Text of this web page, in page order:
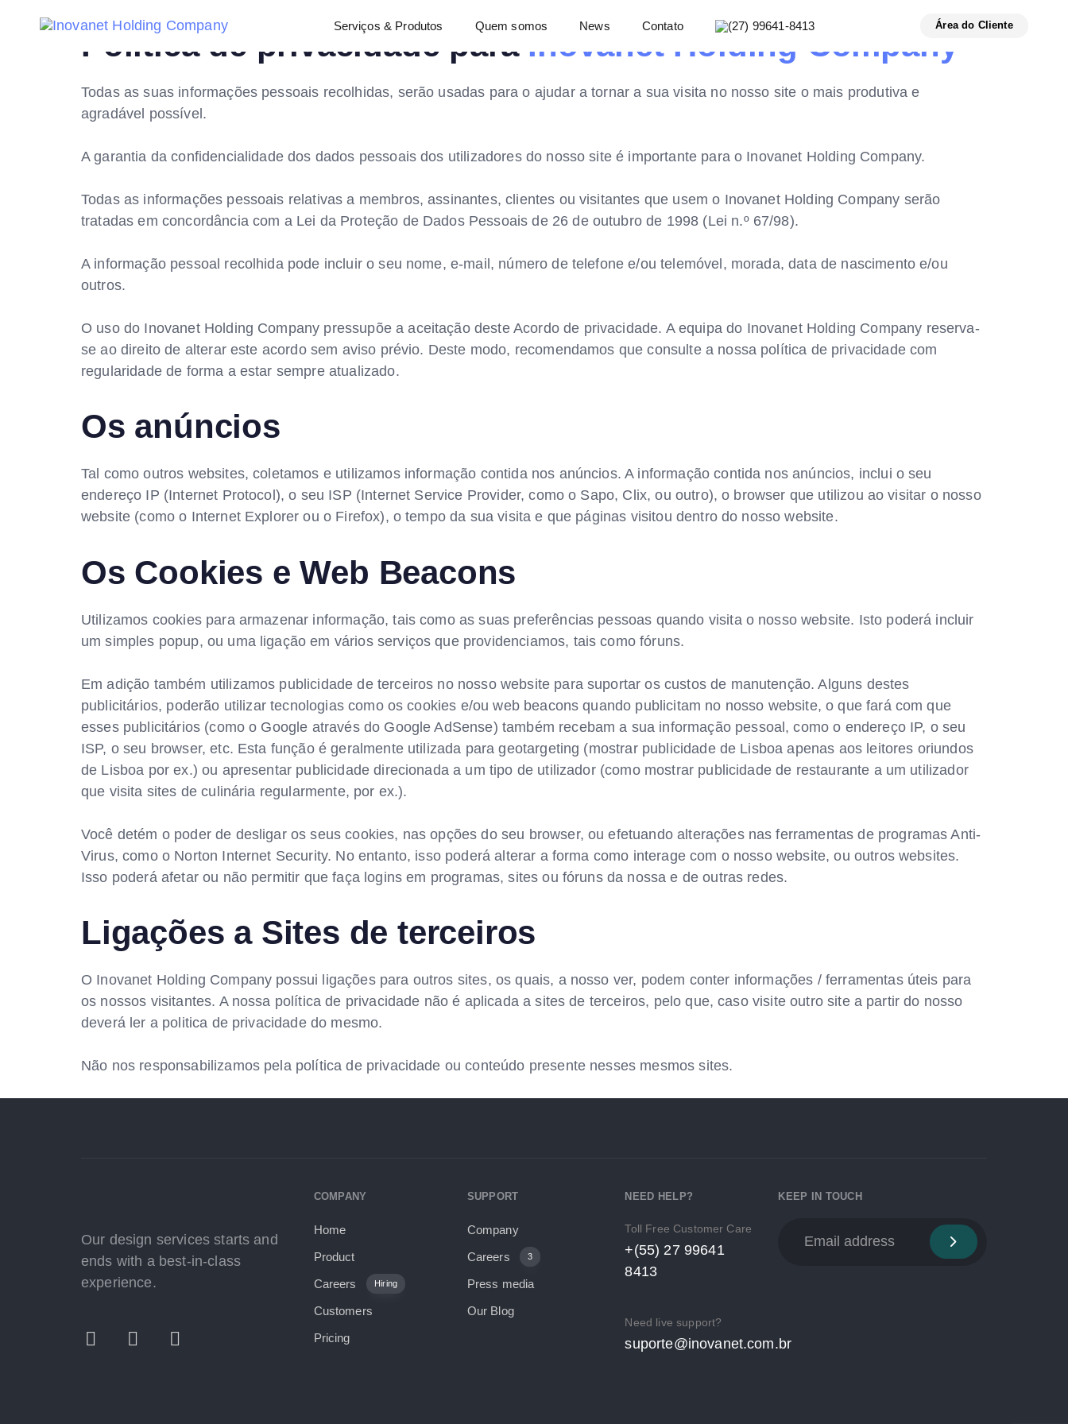
Serviços & Produtos Quem somos News Contato (27) 99641-8413 Área do Cliente
Política de privacidade para Inovanet Holding Company
Todas as suas informações pessoais recolhidas, serão usadas para o ajudar a tornar a sua visita no nosso site o mais produtiva e
agradável possível.
A garantia da confidencialidade dos dados pessoais dos utilizadores do nosso site é importante para o Inovanet Holding Company.
Todas as informações pessoais relativas a membros, assinantes, clientes ou visitantes que usem o Inovanet Holding Company serão
tratadas em concordância com a Lei da Proteção de Dados Pessoais de 26 de outubro de 1998 (Lei n.º 67/98).
A informação pessoal recolhida pode incluir o seu nome, e-mail, número de telefone e/ou telemóvel, morada, data de nascimento e/ou
outros.
O uso do Inovanet Holding Company pressupõe a aceitação deste Acordo de privacidade. A equipa do Inovanet Holding Company reserva-
se ao direito de alterar este acordo sem aviso prévio. Deste modo, recomendamos que consulte a nossa política de privacidade com
regularidade de forma a estar sempre atualizado.
Os anúncios
Tal como outros websites, coletamos e utilizamos informação contida nos anúncios. A informação contida nos anúncios, inclui o seu
endereço IP (Internet Protocol), o seu ISP (Internet Service Provider, como o Sapo, Clix, ou outro), o browser que utilizou ao visitar o nosso
website (como o Internet Explorer ou o Firefox), o tempo da sua visita e que páginas visitou dentro do nosso website.
Os Cookies e Web Beacons
Utilizamos cookies para armazenar informação, tais como as suas preferências pessoas quando visita o nosso website. Isto poderá incluir
um simples popup, ou uma ligação em vários serviços que providenciamos, tais como fóruns.
Em adição também utilizamos publicidade de terceiros no nosso website para suportar os custos de manutenção. Alguns destes
publicitários, poderão utilizar tecnologias como os cookies e/ou web beacons quando publicitam no nosso website, o que fará com que
esses publicitários (como o Google através do Google AdSense) também recebam a sua informação pessoal, como o endereço IP, o seu
ISP, o seu browser, etc. Esta função é geralmente utilizada para geotargeting (mostrar publicidade de Lisboa apenas aos leitores oriundos
de Lisboa por ex.) ou apresentar publicidade direcionada a um tipo de utilizador (como mostrar publicidade de restaurante a um utilizador
que visita sites de culinária regularmente, por ex.).
Você detém o poder de desligar os seus cookies, nas opções do seu browser, ou efetuando alterações nas ferramentas de programas Anti-
Virus, como o Norton Internet Security. No entanto, isso poderá alterar a forma como interage com o nosso website, ou outros websites.
Isso poderá afetar ou não permitir que faça logins em programas, sites ou fóruns da nossa e de outras redes.
Ligações a Sites de terceiros
O Inovanet Holding Company possui ligações para outros sites, os quais, a nosso ver, podem conter informações / ferramentas úteis para
os nossos visitantes. A nossa política de privacidade não é aplicada a sites de terceiros, pelo que, caso visite outro site a partir do nosso
deverá ler a politica de privacidade do mesmo.
Não nos responsabilizamos pela política de privacidade ou conteúdo presente nesses mesmos sites.
Our design services starts and
ends with a best-in-class
experience.
COMPANY
Home
Product
Careers
Hiring
Customers
Pricing
SUPPORT
Company
Careers
3
Press media
Our Blog
NEED HELP?
Toll Free Customer Care
+(55) 27 99641
8413
Need live support?
suporte@inovanet.com.br
KEEP IN TOUCH